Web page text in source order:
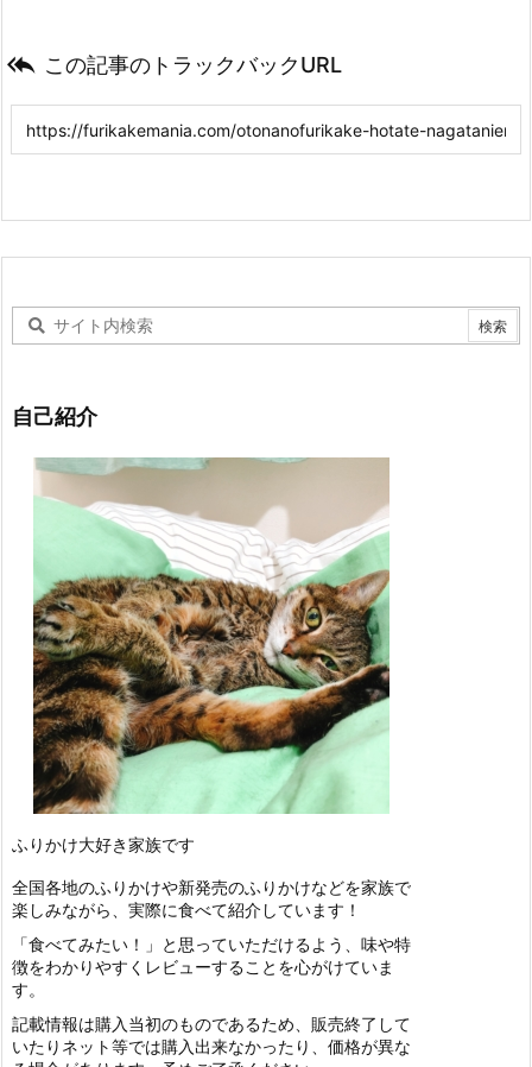
 この記事のトラックバックURL
自己紹介
ふりかけ大好き家族です
全国各地のふりかけや新発売のふりかけなどを家族で
楽しみながら、実際に食べて紹介しています！
「食べてみたい！」と思っていただけるよう、味や特
徴をわかりやすくレビューすることを心がけていま
す。
記載情報は購入当初のものであるため、販売終了して
いたりネット等では購入出来なかったり、価格が異な